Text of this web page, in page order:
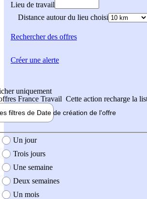
Lieu de travail
Distance autour du lieu choisi
Rechercherdes offres
uniquement
France Travail Cette action recharge la
filtres de Date de création de l'offre
création de l'offre
Un jour
Trois jours
Une semaine
Deux semaines
Un mois
Créer une alerte